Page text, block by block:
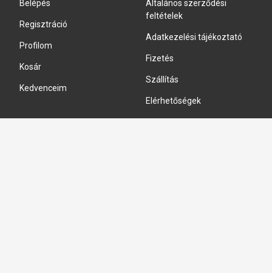
Belépés
Regisztráció
Profilom
Kosár
Kedvenceim
Általános szerződési
feltételek
Adatkezelési tájékoztató
Fizetés
Szállítás
Elérhetőségek